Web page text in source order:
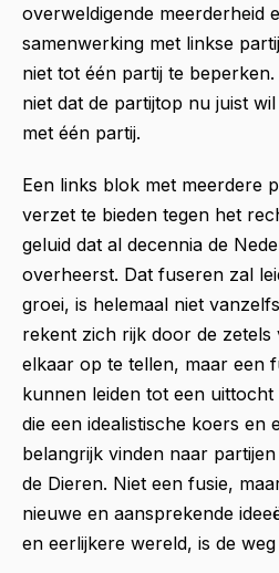
overweldigende meerderheid
samenwerking met linkse
niet tot één partij te
niet dat de partijtop nu juist
met één partij.
Een links blok met meerdere
verzet te bieden tegen het
geluid dat al decennia de
overheerst. Dat fuseren zal
groei, is helemaal niet
rekent zich rijk door de zetels
elkaar op te tellen, maar een
kunnen leiden tot een
die een idealistische koers en
belangrijk vinden naar
de Dieren. Niet een fusie,
nieuwe en aansprekende
en eerlijkere wereld, is de